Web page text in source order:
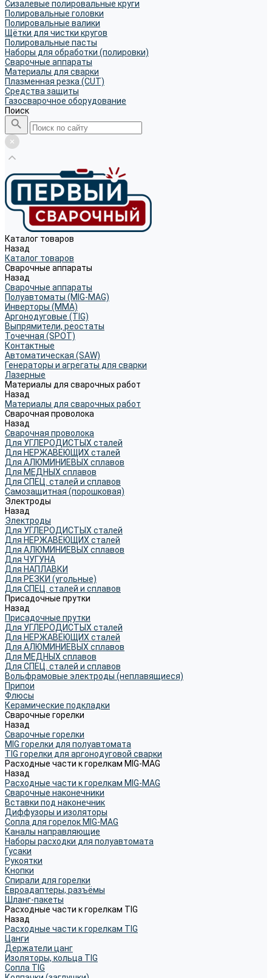
Cизалевые полировальные круги
Полировальные головки
Полировальные валики
Щётки для чистки кругов
Полировальные пасты
Наборы для обработки (полировки)
Сварочные аппараты
Материалы для сварки
Плазменная резка (CUT)
Средства защиты
Газосварочное оборудование
Поиск
Каталог товаров
Назад
Каталог товаров
Сварочные аппараты
Назад
Сварочные аппараты
Полуавтоматы (MIG-MAG)
Инверторы (MMA)
Аргонодуговые (TIG)
Выпрямители, реостаты
Точечная (SPOT)
Контактные
Автоматическая (SAW)
Генераторы и агрегаты для сварки
Лазерные
Материалы для сварочных работ
Назад
Материалы для сварочных работ
Сварочная проволока
Назад
Сварочная проволока
Для УГЛЕРОДИСТЫХ сталей
Для НЕРЖАВЕЮЩИХ сталей
Для АЛЮМИНИЕВЫХ сплавов
Для МЕДНЫХ сплавов
Для СПЕЦ. сталей и сплавов
Самозащитная (порошковая)
Электроды
Назад
Электроды
Для УГЛЕРОДИСТЫХ сталей
Для НЕРЖАВЕЮЩИХ сталей
Для АЛЮМИНИЕВЫХ сплавов
Для ЧУГУНА
Для НАПЛАВКИ
Для РЕЗКИ (угольные)
Для СПЕЦ. сталей и сплавов
Присадочные прутки
Назад
Присадочные прутки
Для УГЛЕРОДИСТЫХ сталей
Для НЕРЖАВЕЮЩИХ сталей
Для АЛЮМИНИЕВЫХ сплавов
Для МЕДНЫХ сплавов
Для СПЕЦ. сталей и сплавов
Вольфрамовые электроды (неплавящиеся)
Припои
Флюсы
Керамические подкладки
Сварочные горелки
Назад
Сварочные горелки
MIG горелки для полуавтомата
TIG горелки для аргонодуговой сварки
Расходные части к горелкам MIG-MAG
Назад
Расходные части к горелкам MIG-MAG
Сварочные наконечники
Вставки под наконечник
Диффузоры и изоляторы
Сопла для горелок MIG-MAG
Каналы направляющие
Наборы расходки для полуавтомата
Гусаки
Рукоятки
Кнопки
Спирали для горелки
Евроадаптеры, разъёмы
Шланг-пакеты
Расходные части к горелкам TIG
Назад
Расходные части к горелкам TIG
Цанги
Держатели цанг
Изоляторы, кольца TIG
Сопла TIG